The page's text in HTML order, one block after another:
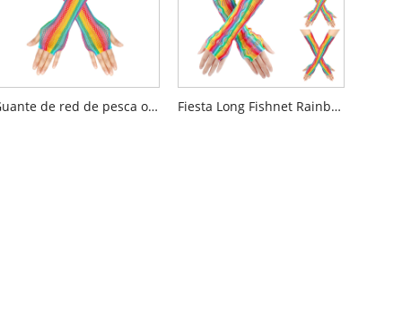
Guante de red de pesca ombre de arco iris Fiesta Long Fishnet Rainbow Guantes